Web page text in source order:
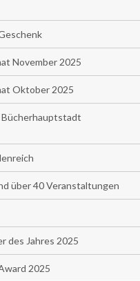
November 2025
Oktober 2025
Bücherhauptstadt
über 40 Veranstaltungen
des Jahres 2025
2025